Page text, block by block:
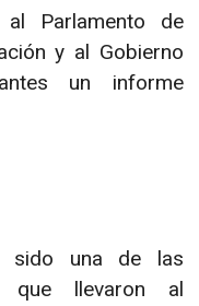
Parlamento de
y al Gobierno
un informe
sido una de las
que llevaron al